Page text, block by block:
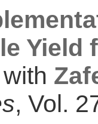
Yield
, Vol.